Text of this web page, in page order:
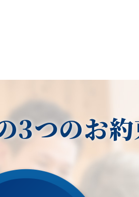
3つのお